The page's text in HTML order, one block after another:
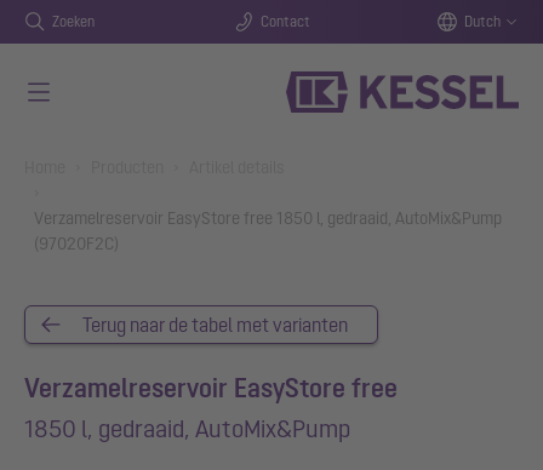
Zoeken Contact Dutch
Verzamelreservoir EasyStore free 1850 l, gedraaid, AutoMix&Pump
(97020F2C)
Terug naar de tabel met varianten
Verzamelreservoir EasyStore free
1850 l, gedraaid, AutoMix&Pump